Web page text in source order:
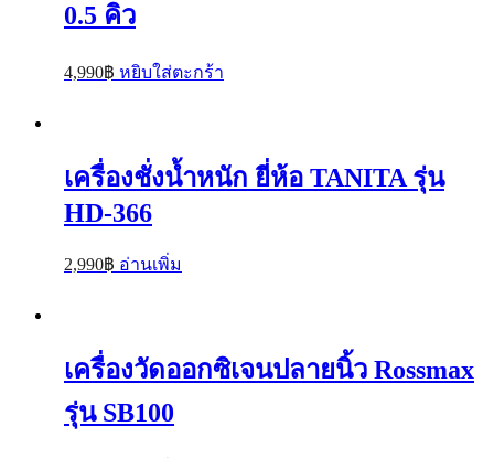
0.5 คิว
4,990฿ หยิบใส่ตะกร้า
เครื่องชั่งน้ำหนัก ยี่ห้อ TANITA รุ่น
HD-366
2,990฿ อ่านเพิ่ม
เครื่องวัดออกซิเจนปลายนิ้ว Rossmax
รุ่น SB100